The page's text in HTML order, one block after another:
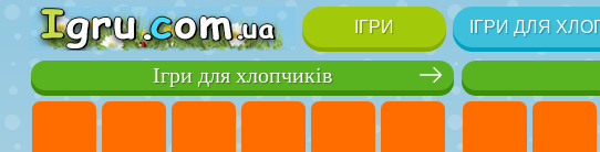
ІГРИ ІГРИ ДЛЯ
Ігри для хлопчиків